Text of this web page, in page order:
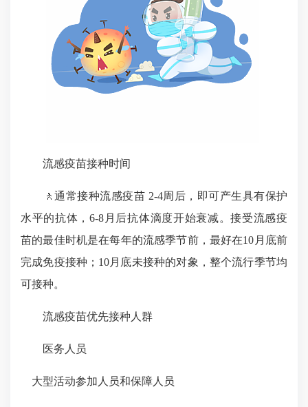
流感疫苗接种时间
🚶通常接种流感疫苗 2-4周后，即可产生具有保护
水平的抗体，6-8月后抗体滴度开始衰减。接受流感疫
苗的最佳时机是在每年的流感季节前，最好在10月底前
完成免疫接种；10月底未接种的对象，整个流行季节均
可接种。
流感疫苗优先接种人群
医务人员
大型活动参加人员和保障人员